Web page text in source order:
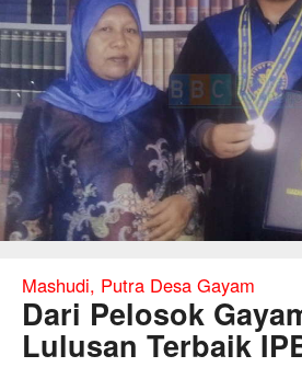
Mashudi, Putra Desa Gayam
Dari Pelosok
Lulusan Terbaik